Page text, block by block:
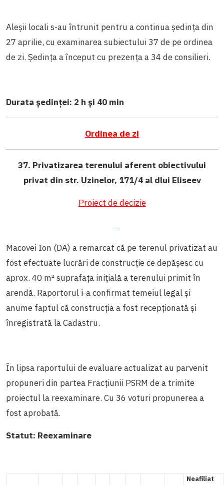
Aleșii locali s-au întrunit pentru a continua ședința din
27 aprilie, cu examinarea subiectului 37 de pe ordinea
de zi. Ședința a început cu prezența a 34 de consilieri.
Durata ședinței: 2 h și 40 min
Ordinea de zi
37. Privatizarea terenului aferent obiectivului
privat din str. Uzinelor, 171/4 al dlui Eliseev
Proiect de decizie
Macovei Ion (DA) a remarcat că pe terenul privatizat au
fost efectuate lucrări de construcție ce depășesc cu
aprox. 40 m²suprafața inițială a terenului primit în
arendă. Raportorul i-a confirmat temeiul legal și
anume faptul că construcția a fost recepționată și
înregistrată la Cadastru.
În lipsa raportului de evaluare actualizat au parvenit
propuneri din partea Fracțiunii PSRM de a trimite
proiectul la reexaminare. Cu 36 voturi propunerea a
fost aprobată.
Statut: Reexaminare
Neafiliat